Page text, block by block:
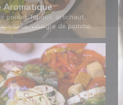
Aromatique
poulet, fenouil, artichaut,
vinaigre de pomme.